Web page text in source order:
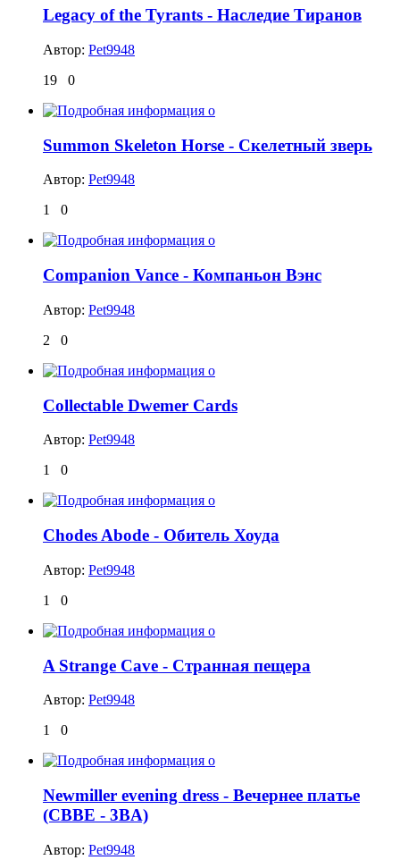
Legacy of the Tyrants - Наследие Тиранов
Автор: Pet9948
19
0
Summon Skeleton Horse - Скелетный зверь
Автор: Pet9948
1
0
Companion Vance - Компаньон Вэнс
Автор: Pet9948
2
0
Collectable Dwemer Cards
Автор: Pet9948
1
0
Chodes Abode - Обитель Хоуда
Автор: Pet9948
1
0
A Strange Cave - Странная пещера
Автор: Pet9948
1
0
Newmiller evening dress - Вечернее платье
(CBBE - 3BA)
Автор: Pet9948